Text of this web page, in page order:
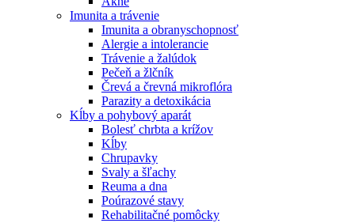
Imunita a trávenie
Imunita a obranyschopnosť
Alergie a intolerancie
Trávenie a žalúdok
Pečeň a žlčník
Črevá a črevná mikroflóra
Parazity a detoxikácia
Kĺby a pohybový aparát
Bolesť chrbta a krížov
Kĺby
Chrupavky
Svaly a šľachy
Reuma a dna
Poúrazové stavy
Rehabilitačné pomôcky